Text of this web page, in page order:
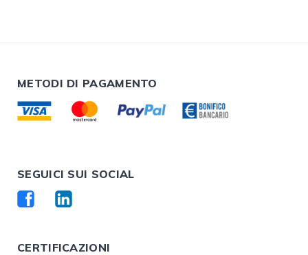
METODI DI PAGAMENTO
SEGUICI SUI SOCIAL
CERTIFICAZIONI